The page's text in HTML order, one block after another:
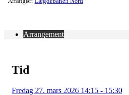
Arrangement
Tid
Fredag 27. mars 2026 14:15 - 15:30